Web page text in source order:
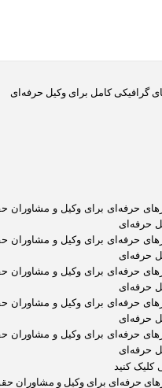
گرافیکی کامل برای وکیل حرفه‌ای
کلیک کنید